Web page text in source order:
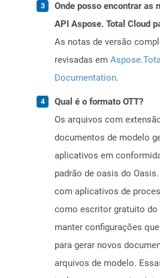
Onde posso encontrar as
API Aspose. Total Cloud
As notas de versão
revisadas em
Documentation.
Qual é o formato OTT?
Os arquivos com
documentos de modelo
aplicativos em
padrão de oasis do
com aplicativos de
como escritor gratuito do
manter configurações
para gerar novos
arquivos de modelo.